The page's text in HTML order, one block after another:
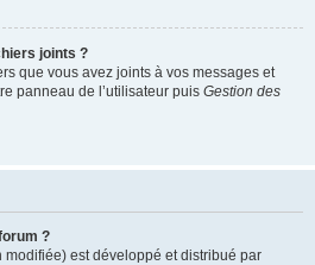
joints ?
que vous avez joints à vos messages et
panneau de l’utilisateur puis Gestion des
?
est développé et distribué par